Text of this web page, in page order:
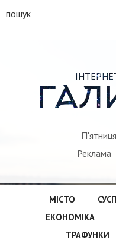
пошук
Реклама
МІСТО
ЕКОНОМІКА
ТРАФУНКИ